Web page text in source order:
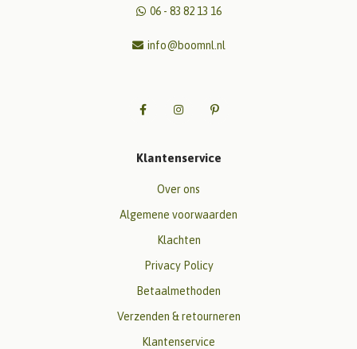
06 - 83 82 13 16
info@boomnl.nl
Klantenservice
Over ons
Algemene voorwaarden
Klachten
Privacy Policy
Betaalmethoden
Verzenden & retourneren
Klantenservice